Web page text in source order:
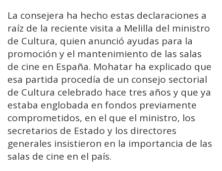
La consejera ha hecho estas declaraciones a
raíz de la reciente visita a Melilla del ministro
de Cultura, quien anunció ayudas para la
promoción y el mantenimiento de las salas
de cine en España. Mohatar ha explicado que
esa partida procedía de un consejo sectorial
de Cultura celebrado hace tres años y que ya
estaba englobada en fondos previamente
comprometidos, en el que el ministro, los
secretarios de Estado y los directores
generales insistieron en la importancia de las
salas de cine en el país.